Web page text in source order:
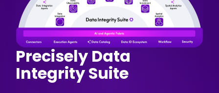
Precisely Data
Integrity Suite